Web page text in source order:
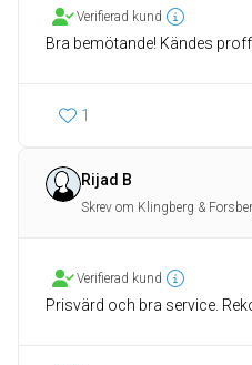
Verifierad kund
Bra bemötande! Kändes
1
Rijad B
Skrev om Klingberg &
Verifierad kund
Prisvärd och bra service.